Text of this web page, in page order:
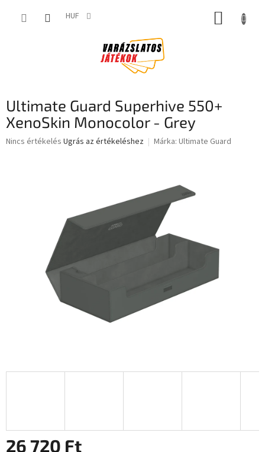
HUF KOSÁR
Ultimate Guard Superhive 550+
XenoSkin Monocolor - Grey
A
Nincs értékelés Ugrás az értékeléshez Márka: Ultimate Guard
26 720 Ft